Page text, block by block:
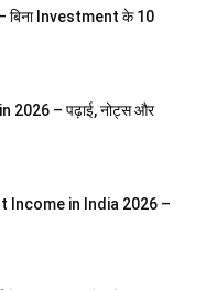
बिना Investment के 10
– पढ़ाई, नोट्स और
Income in India 2026 –